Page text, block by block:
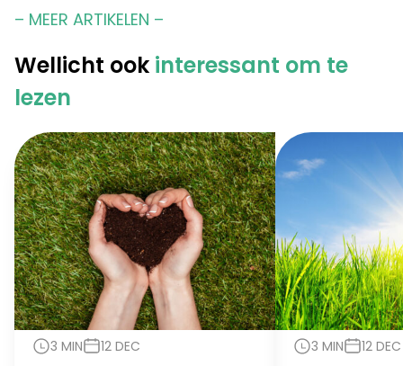
– MEER ARTIKELEN –
Wellicht ook interessant om te
lezen
3 MIN 12 DEC 3 MIN 12 DEC